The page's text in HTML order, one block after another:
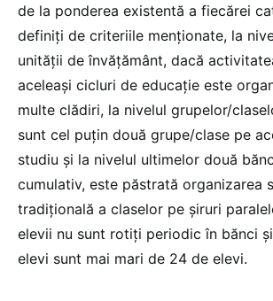
de la ponderea existentă a fiecărei
definiți de criteriile menționate, la
unității de învățământ, dacă
aceleași cicluri de educație este
multe clădiri, la nivelul grupelor/
sunt cel puțin două grupe/clase pe
studiu și la nivelul ultimelor două
cumulativ, este păstrată organizarea
tradițională a claselor pe șiruri
elevii nu sunt rotiți periodic în bănci
elevi sunt mai mari de 24 de elevi.